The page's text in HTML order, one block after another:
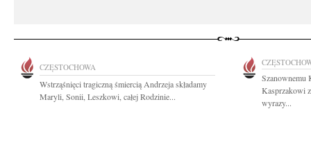
CZĘSTOCHOWA
Wstrząśnięci tragiczną śmiercią Andrzeja składamy
Maryli, Sonii, Leszkowi, całej Rodzinie...
Szanownemu
Kasprzakowi
wyrazy...